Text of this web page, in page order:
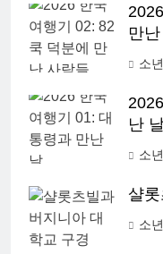
만
소
난
소
샬
소